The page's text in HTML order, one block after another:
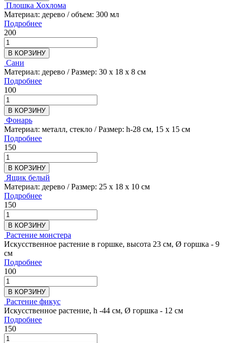
Плошка Хохлома
Материал: дерево / объем: 300 мл
Подробнее
200
В КОРЗИНУ
Сани
Материал: дерево / Размер: 30 х 18 х 8 см
Подробнее
100
В КОРЗИНУ
Фонарь
Материал: металл, стекло / Размер: h-28 см, 15 х 15 см
Подробнее
150
В КОРЗИНУ
Ящик белый
Материал: дерево / Размер: 25 х 18 х 10 см
Подробнее
150
В КОРЗИНУ
Растение монстера
Искусственное растение в горшке, высота 23 см, Ø горшка - 9
см
Подробнее
100
В КОРЗИНУ
Растение фикус
Искусственное растение, h -44 см, Ø горшка - 12 см
Подробнее
150